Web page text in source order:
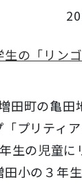
の「リン
田町の亀田
プリティ
生の児童に
小の３年